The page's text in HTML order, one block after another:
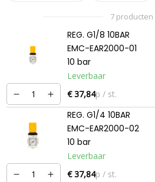
7 producten
REG. G1/8 10BAR
EMC-EAR2000-01
10 bar
Leverbaar
€ 37,84p / st.
REG. G1/4 10BAR
EMC-EAR2000-02
10 bar
Leverbaar
€ 37,84p / st.